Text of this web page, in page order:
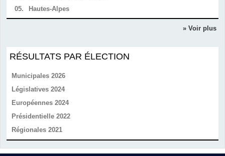
05.
Hautes-Alpes
» Voir plus
RÉSULTATS PAR ÉLECTION
Municipales 2026
Législatives 2024
Européennes 2024
Présidentielle 2022
Régionales 2021